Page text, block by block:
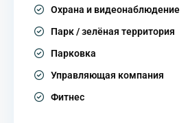
Охрана и видеонаблюдение
Парк / зелёная территория
Парковка
Управляющая компания
Фитнес